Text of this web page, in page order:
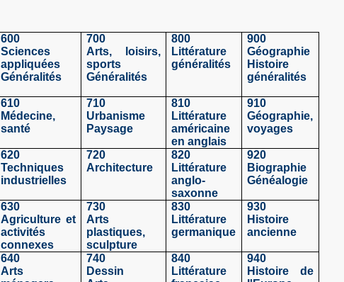
600
Sciences
appliquées
Généralités
700
Arts, loisirs,
sports
Généralités
800
Littérature
généralités
900
Géographie
Histoire
généralités
610
Médecine,
santé
710
Urbanisme
Paysage
810
Littérature
américaine
en anglais
910
Géographie,
voyages
620
Techniques
industrielles
720
Architecture
820
Littérature
anglo-
saxonne
920
Biographie
Généalogie
630
Agriculture et
activités
connexes
730
Arts
plastiques,
sculpture
830
Littérature
germanique
930
Histoire
ancienne
640
Arts
740
Dessin
840
Littérature
940
Histoire de